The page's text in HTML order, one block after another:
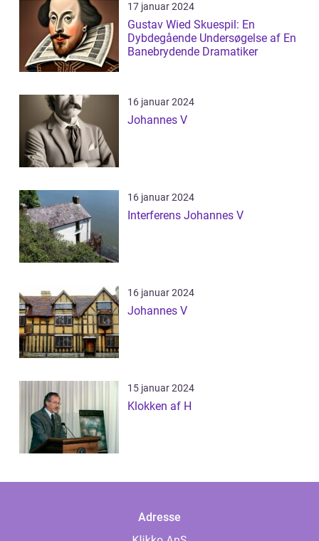
17 januar 2024
Gustav Wied Skuespil: En
Dybdegående Undersøgelse af En
Banebrydende Dramatiker
16 januar 2024
Johannes V
16 januar 2024
Interferens Johannes V
16 januar 2024
Johannes V
15 januar 2024
Klokken af H
Adresse